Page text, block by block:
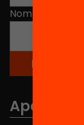
Nombre
Apartados